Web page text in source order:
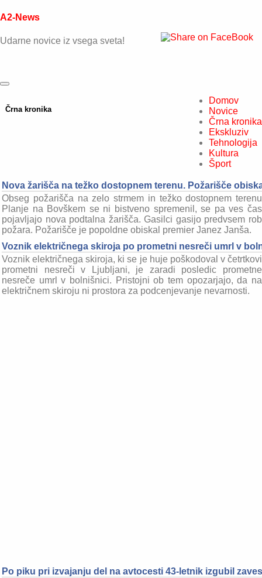
A2-News
Udarne novice iz vsega sveta!
Domov
Novice
Črna kronika
Ekskluziv
Tehnologija
Kultura
Šport
Črna kronika
Nova žarišča na težko dostopnem terenu. Požarišče
Obseg požarišča na zelo strmem in težko dostopnem terenu
Planje na Bovškem se ni bistveno spremenil, se pa ves čas
pojavljajo nova podtalna žarišča. Gasilci gasijo predvsem rob
požara. Požarišče je popoldne obiskal premier Janez Janša.
Voznik električnega skiroja po prometni nesreči umrl v
Voznik električnega skiroja, ki se je huje poškodoval v četrtkovi
prometni nesreči v Ljubljani, je zaradi posledic prometne
nesreče umrl v bolnišnici. Pristojni ob tem opozarjajo, da na
električnem skiroju ni prostora za podcenjevanje nevarnosti.
Po piku pri izvajanju del na avtocesti 43-letnik izgubil